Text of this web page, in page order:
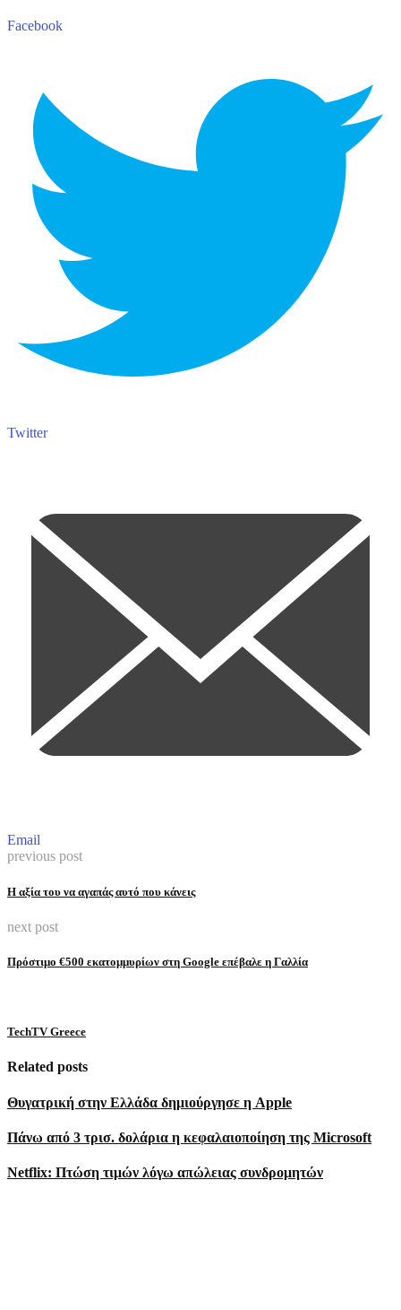
Facebook
Twitter
Email
previous post
Η αξία του να αγαπάς αυτό που κάνεις
next post
Πρόστιμο €500 εκατομμυρίων στη Google επέβαλε η Γαλλία
TechTV Greece
Related posts
Θυγατρική στην Ελλάδα δημιούργησε η Apple
Πάνω από 3 τρισ. δολάρια η κεφαλαιοποίηση της Microsoft
Netflix: Πτώση τιμών λόγω απώλειας συνδρομητών